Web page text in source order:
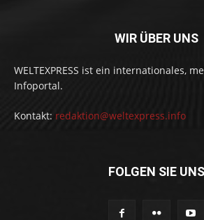
WIR ÜBER UNS
WELTEXPRESS ist ein internationales,
Infoportal.
Kontakt: redaktion@weltexpress.info
FOLGEN SIE UNS